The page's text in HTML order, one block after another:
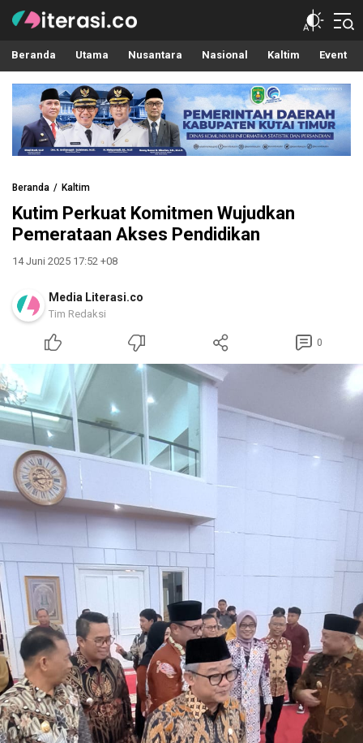
Literasi.co
Pilar Informasi
Beranda Utama Nusantara Nasional Kaltim Event
Beranda Kaltim
Kutim Perkuat Komitmen Wujudkan
Pemerataan Akses Pendidikan
14 Juni 2025 17:52 +08
Media Literasi.co
Tim Redaksi
0